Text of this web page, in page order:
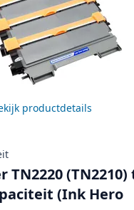
productdetails
TN2220
(Ink Hero